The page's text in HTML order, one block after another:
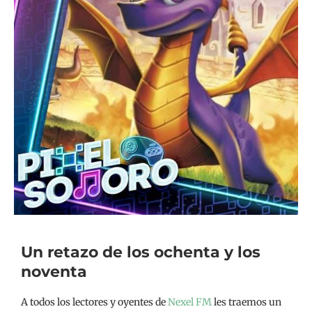
Un retazo de los ochenta y los
noventa
A todos los lectores y oyentes deNexel FMles traemos un